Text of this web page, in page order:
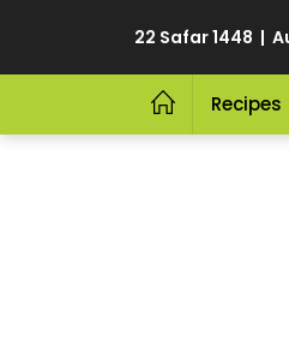
22 Safar 1448 |
Recipes